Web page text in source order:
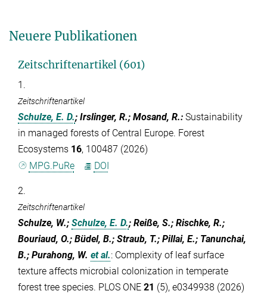
Neuere Publikationen
Zeitschriftenartikel (601)
1.
Zeitschriftenartikel
Schulze, E. D.; Irslinger, R.; Mosand, R.: Sustainability
in managed forests of Central Europe. Forest
Ecosystems 16, 100487 (2026)
MPG.PuRe
DOI
2.
Zeitschriftenartikel
Schulze, W.; Schulze, E. D.; Reiße, S.; Rischke, R.;
Bouriaud, O.; Büdel, B.; Straub, T.; Pillai, E.; Tanunchai,
B.; Purahong, W. et al.: Complexity of leaf surface
texture affects microbial colonization in temperate
forest tree species. PLOS ONE 21 (5), e0349938 (2026)